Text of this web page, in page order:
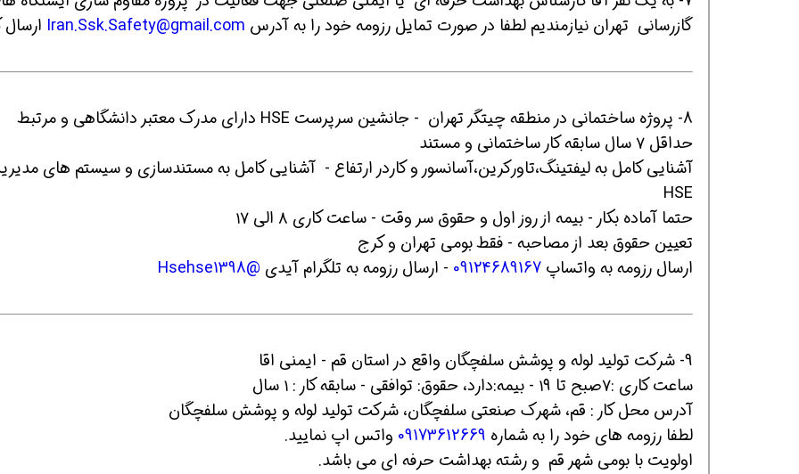
گازرسانی تهران نیازمندیم لطفا در صورت تمایل رزومه خود را به آدرس Iran.Ssk.Safety@gmail.com ارسال
8- پروژه ساختمانی در منطقه چیتگر تهران - جانشین سرپرست HSE دارای مدرک معتبر دانشگاهی و مرتبط
حداقل ۷ سال سابقه کار ساختمانی و مستند
آشنایی کامل به لیفتینگ،تاورکرین،آسانسور و کاردر ارتفاع - آشنایی کامل به مستندسازی و سیستم های
HSE
حتما آماده بکار - بیمه از روز اول و حقوق سر وقت - ساعت کاری ۸ الی ۱۷
تعیین حقوق بعد از مصاحبه - فقط بومی تهران و کرج
ارسال رزومه به واتساپ 09124689167 - ارسال رزومه به تلگرام آیدی @Hsehse1398
9- شرکت تولید لوله و پوشش سلفچگان واقع در استان قم - ایمنی اقا
ساعت کاری :۷صبح تا ۱۹ - بیمه:دارد، حقوق: توافقی - سابقه کار : ۱ سال
آدرس محل کار : قم، شهرک صنعتی سلفچگان، شرکت تولید لوله و پوشش سلفچگان
لطفا رزومه های خود را به شماره 09173612669 واتس اپ نمایید.
اولویت با بومی شهر قم و رشته بهداشت حرفه ای می باشد.